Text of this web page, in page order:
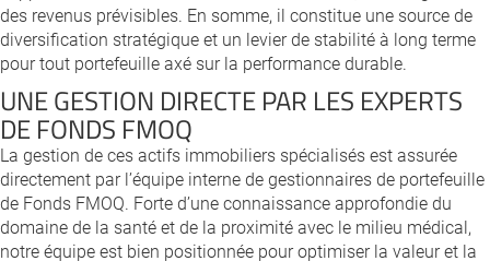
des revenus prévisibles. En somme, il constitue une source de
diversification stratégique et un levier de stabilité à long terme
pour tout portefeuille axé sur la performance durable.
UNE GESTION DIRECTE PAR LES EXPERTS
DE FONDS FMOQ
La gestion de ces actifs immobiliers spécialisés est assurée
directement par l’équipe interne de gestionnaires de portefeuille
de Fonds FMOQ. Forte d’une connaissance approfondie du
domaine de la santé et de la proximité avec le milieu médical,
notre équipe est bien positionnée pour optimiser la valeur et la